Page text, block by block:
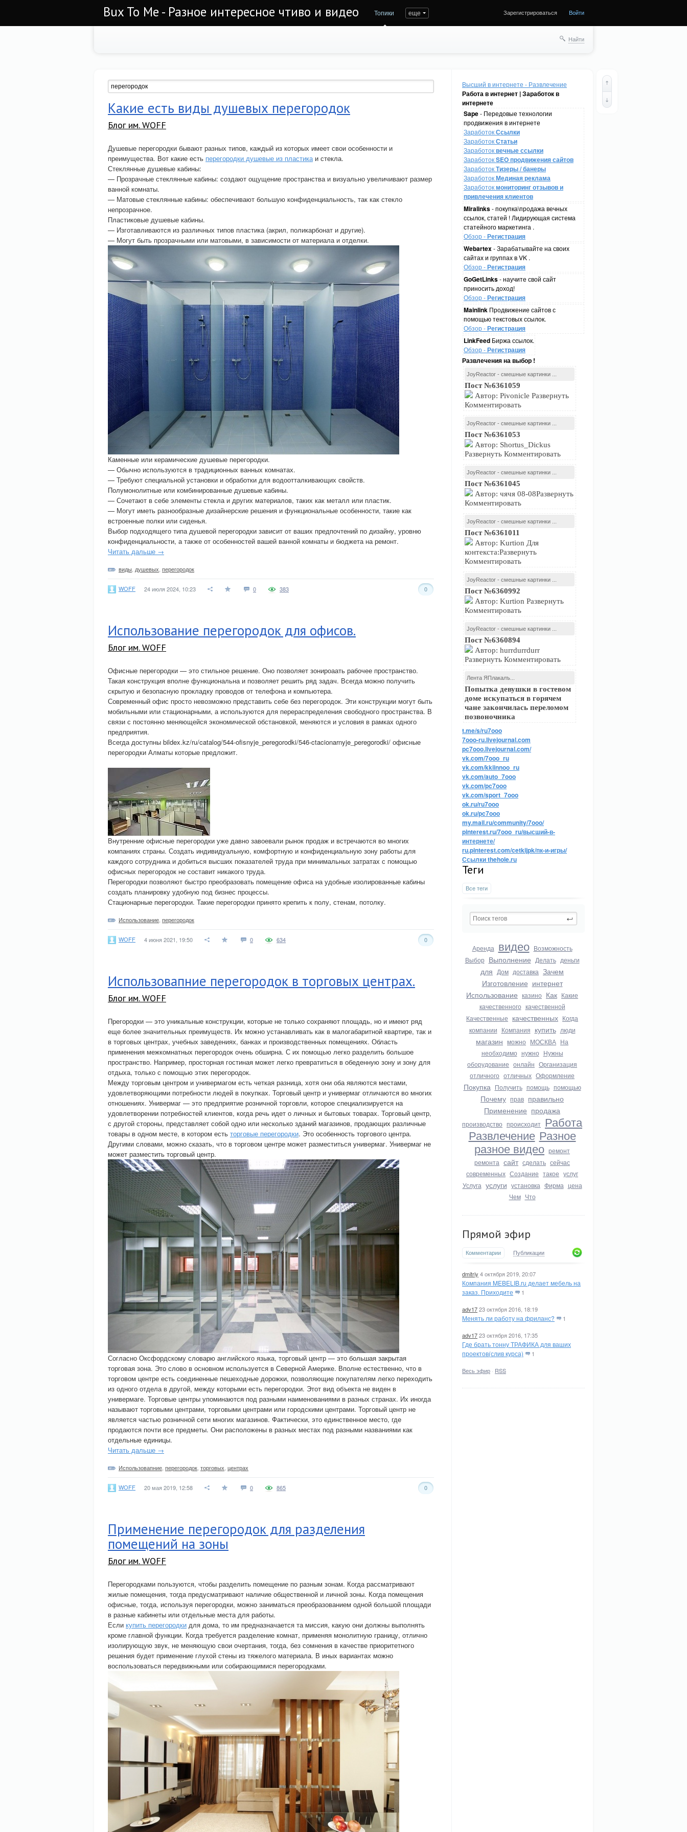
Bux To Me - Разное интересное чтиво и видео Топики еще Зарегистрироваться Войти
Найти
Высший в интернете - Развлечение
Работа в интернет | Заработок в
интернете
Sape- Передовые технологии
продвижения в интернете
ЗаработокСсылки
ЗаработокСтатьи
Заработоквечные ссылки
ЗаработокSEO продвижения сайтов
ЗаработокТизеры / банеры
ЗаработокМединая реклама
Заработокмониторинг отзывов и
привлечения клиентов
Miralinks- покупка\продажа вечных
ссылок, статей ! Лидирующая система
статейного маркетинга .
Обзор -Регистрация
Webartex- Зарабатывайте на своих
сайтах и группах в VK .
Обзор -Регистрация
GoGetLinks- научите свой сайт
приносить доход!
Обзор -Регистрация
Mainlink Продвижение сайтов с
помощью текстовых ссылок.
Обзор -Регистрация
LinkFeed Биржа ссылок.
Обзор -Регистрация
Развлечения на выбор !
JoyReactor - смешные картинки ...
Пост №6361059
Автор: Pivonicle Развернуть
Комментировать
JoyReactor - смешные картинки ...
Пост №6361053
Автор: Shortus_Dickus
Развернуть Комментировать
JoyReactor - смешные картинки ...
Пост №6361045
Автор: чячя 08-08Развернуть
Комментировать
JoyReactor - смешные картинки ...
Пост №6361011
Автор: Kurtion Для
контекста:Развернуть
Комментировать
JoyReactor - смешные картинки ...
Пост №6360992
Автор: Kurtion Развернуть
Комментировать
JoyReactor - смешные картинки ...
Пост №6360894
Автор: hurrdurrdurr
Развернуть Комментировать
Лента ЯПлакалъ...
Попытка девушки в гостевом
доме искупаться в горячем
чане закончилась переломом
позвоночника
t.me/s/ru7ooo
7ooo-ru.livejournal.com
pc7ooo.livejournal.com/
vk.com/7ooo_ru
vk.com/kkiinnoo_ru
vk.com/auto_7ooo
vk.com/pc7ooo
vk.com/sport_7ooo
ok.ru/ru7ooo
ok.ru/pc7ooo
my.mail.ru/community/7ooo/
pinterest.ru/7ooo_ru/высший-в-
интернете/
ru.pinterest.com/cetkijpk/пк-и-игры/
Ссылки thehole.ru
Теги
Все теги
Аренда видео Возможность
Выбор Выполнение Делать деньги
для Дом доставка Зачем
Изготовление интернет
Использование казино Как Какие
качественного качественной
Качественные качественных Когда
компании Компания купить люди
магазин можно МОСКВА На
необходимо нужно Нужны
оборудование онлайн Организация
отличного отличных Оформление
Покупка Получить помощь помощью
Почему прав правильно
Применение продажа
производство происходит Работа
Развлечение Разное
разное видео ремонт
ремонта сайт сделать сейчас
современных Создание такое услуг
Услуга услуги установка Фирма цена
Чем Что
Прямой эфир
Комментарии Публикации
dmitriy 4 октября 2019, 20:07
Компания MEBELIB.ru делает мебель на
заказ. Приходите
1
adv1723 октября 2016, 18:19
Менять ли работу на фриланс? 1
adv1723 октября 2016, 17:35
Где брать тонну ТРАФИКА для ваших
проектов(слив курса)
1
Весь эфир · RSS
Какие есть виды душевых перегородок
Блог им. WOFF
Душевые перегородки бывают разных типов, каждый из которых имеет свои особенности и
преимущества. Вот какие есть перегородки душевые из пластикаи стекла.
Стеклянные душевые кабины:
— Прозрачные стеклянные кабины: создают ощущение пространства и визуально увеличивают размер
ванной комнаты.
— Матовые стеклянные кабины: обеспечивают большую конфиденциальность, так как стекло
непрозрачное.
Пластиковые душевые кабины.
— Изготавливаются из различных типов пластика (акрил, поликарбонат и другие).
— Могут быть прозрачными или матовыми, в зависимости от материала и отделки.
Каменные или керамические душевые перегородки.
— Обычно используются в традиционных ванных комнатах.
— Требуют специальной установки и обработки для водоотталкивающих свойств.
Полумонолитные или комбинированные душевые кабины.
— Сочетают в себе элементы стекла и других материалов, таких как металл или пластик.
— Могут иметь разнообразные дизайнерские решения и функциональные особенности, такие как
встроенные полки или сиденья.
Выбор подходящего типа душевой перегородки зависит от ваших предпочтений по дизайну, уровню
конфиденциальности, а также от особенностей вашей ванной комнаты и бюджета на ремонт.
Читать дальше →
виды душевых перегородок
WOFF 24 июля 2024, 10:23 0 0
383
Использование перегородок для офисов.
Блог им. WOFF
Офисные перегородки — это стильное решение. Оно позволяет зонироаать рабочее пространство.
Такая конструкция вполне функциональна и позволяет решить ряд задач. Всегда можно получить
скрытую и безопасную прокладку проводов от телефона и компьютера.
Современный офис просто невозможно представить себе без перегородок. Эти конструкции могут быть
мобильными или стационарными, а используются для перераспределения свободного пространства. В
связи с постоянно меняющейся экономической обстановкой, меняются и условия в рамках одного
предприятия.
Всегда доступны bildex.kz/ru/catalog/544-ofisnyje_peregorodki/546-ctacionarnyje_peregorodki/ офисные
перегородки Алматы которые предложит.
Внутренние офисные перегородки уже давно завоевали рынок продаж и встречаются во многих
компаниях страны. Создать индивидуальную, комфортную и конфиденциальную зону работы для
каждого сотрудника и добиться высших показателей труда при минимальных затратах с помощью
офисных перегородок не составит никакого труда.
Перегородки позволяют быстро преобразовать помещение офиса на удобные изолированные кабины
создать планировку удобную под бизнес процессы.
Стационарные перегородки. Такие перегородки принято крепить к полу, стенам, потолку.
Использование перегородок
WOFF 4 июня 2021, 19:50 0 0
634
Использовапние перегородок в торговых центрах.
Блог им. WOFF
Прегородки — это уникальные конструкции, которые не только сохраняют площадь, но и имеют ряд
еще более значительных преимуществ. Их можно устанавливать как в малогабаритной квартире, так и
в торговых центрах, учебных заведениях, банках и производственных помещениях. Область
применения межкомнатных перегородок очень обширна. С их помощью легко разделить большое
пространство. Например, просторная гостиная может легко превратиться в обеденную зону и зону для
отдыха, только с помощью этих перегородок.
Между торговым центром и универмагом есть четкая разница, хотя они оба являются местами,
удовлетворяющими потребности людей в покупках. Торговый центр и универмаг отличаются во многих
отношениях. Универмаг — это предприятие розничной торговли, которое специализируется на
удовлетворении потребностей клиентов, когда речь идет о личных и бытовых товарах. Торговый центр,
с другой стороны, представляет собой одно или несколько зданий магазинов, продающих различные
товары в одном месте, в котором есть торговые перегородки. Это особенность торгового центра.
Другими словами, можно сказать, что в торговом центре может разместиться универмаг. Универмаг не
может разместить торговый центр.
Согласно Оксфордскому словарю английского языка, торговый центр — это большая закрытая
торговая зона. Это слово в основном используется в Северной Америке. Вполне естественно, что в
торговом центре есть соединенные пешеходные дорожки, позволяющие покупателям легко переходить
из одного отдела в другой, между которыми есть перегородки. Этот вид объекта не виден в
универмаге. Торговые центры упоминаются под разными наименованиями в разных странах. Их иногда
называют торговыми центрами, торговыми центрами или городскими центрами. Торговый центр не
является частью розничной сети многих магазинов. Фактически, это единственное место, где
продаются почти все предметы. Они расположены в разных местах под разными названиями как
отдельные единицы.
Читать дальше →
Использовапние перегородок торговых центрах
WOFF 20 мая 2019, 12:58 0 0
865
Применение перегородок для разделения
помещений на зоны
Блог им. WOFF
Перегородками пользуются, чтобы разделить помещение по разным зонам. Когда рассматривают
жилые помещения, тогда предусматривают наличие общественной и личной зоны. Когда помещения
офисные, тогда, используя перегородки, можно заниматься преобразованием одной большой площади
в разные кабинеты или отдельные места для работы.
Если купить перегородки для дома, то им предназначается та миссия, какую они должны выполнять
кроме главной функции. Когда требуется разделение комнат, применяя монолитную границу, отлично
изолирующую звук, не меняющую свои очертания, тогда, без сомнения в качестве приоритетного
решения будет применение глухой стены из тяжелого материала. В иных вариантах можно
воспользоваться передвижными или собирающимися перегородками.